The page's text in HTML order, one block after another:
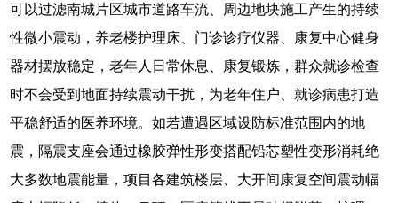
可以过滤南城片区城市道路车流、周边地块施工产生的持续
性微小震动，养老楼护理床、门诊诊疗仪器、康复中心健身
器材摆放稳定，老年人日常休息、康复锻炼，群众就诊检查
时不会受到地面持续震动干扰，为老年住户、就诊病患打造
平稳舒适的医养环境。如若遭遇区域设防标准范围内的地
震，隔震支座会通过橡胶弹性形变搭配铅芯塑性变形消耗绝
大多数地震能量，项目各建筑楼层、大开间康复空间震动幅